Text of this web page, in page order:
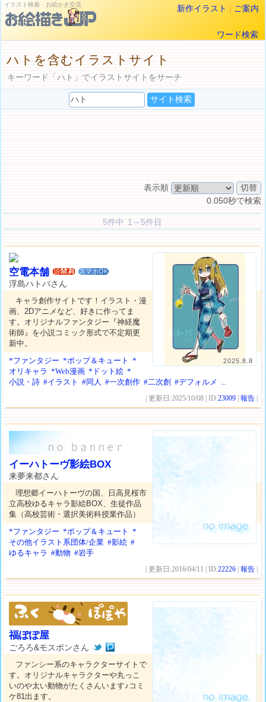
イラスト検索・お絵かき交流 新作イラスト | ご案内
ワード検索
ハトを含むイラストサイト
キーワード「ハト」でイラストサイトをサーチ
表示順
0.050秒で検索
5件中 1～5件目
2025.8.8
空電本舗 スマホOK
浮島ハトバさん
キャラ創作サイトです！イラスト・漫
画、2Dアニメなど、好きに作ってま
す。オリジナルファンタジー『神経魔
術師』を小説コミック形式で不定期更
新中。
*ファンタジー *ポップ＆キュート
*
オリキャラ *Web漫画 *ドット絵 *
小説・詩 #イラスト #同人 #一次創作 #二次創 #デフォルメ ...
| 更新日:2025/10/08 | ID:23009 |報告
イーハトーヴ影絵BOX
来夢来都さん
理想郷イーハトーヴの国、日高見桜市
立高校ゆるキャラ影絵BOX、生徒作品
集（高校芸術・選択美術科授業作品）
*ファンタジー *ポップ＆キュート
*
その他イラスト系団体/企業 #影絵 #
ゆるキャラ #動物 #岩手
| 更新日:2016/04/11 | ID:22226 |報告
福ぽぽ屋
ごろろ&モスポンさん
ファンシー系のキャラクターサイトで
す。オリジナルキャラクターや丸っこ
いのや太い動物がたくさんいます♪コミ
ケ81出ます。